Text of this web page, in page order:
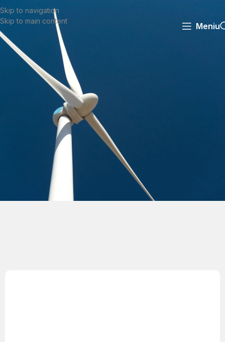
Skip to navigation
Skip to main content
Meniu